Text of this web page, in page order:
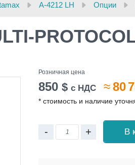
A-4212 LH Опции
Розничная цена
850 $ с НДС ≈80
* стоимость и наличие
- + В